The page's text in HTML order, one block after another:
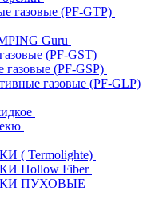
газовые (PF-GTP)
Guru
(PF-GST)
(PF-GSP)
газовые (PF-GLP)
Termolighte)
Hollow Fiber
ПУХОВЫЕ